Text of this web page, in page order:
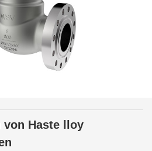
Haste lloy